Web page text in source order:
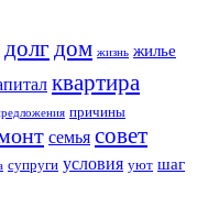
долг дом жизнь жилье
квартира
причины
семья совет
супруги условия уют шаг